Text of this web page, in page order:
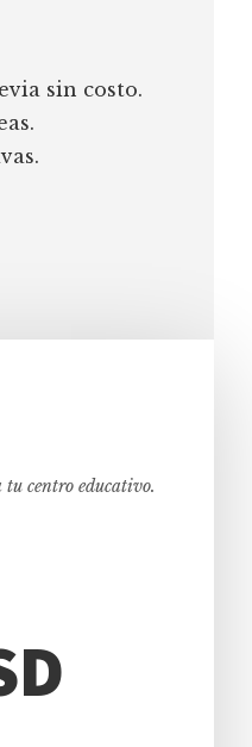
sin costo.
centro educativo.